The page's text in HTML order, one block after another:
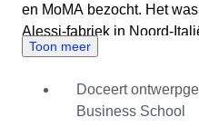
en MoMA bezocht. Het
Alessi-fabriek in Noord-
te begrijpen en te waarderen. Henri's
ervaringen. De afgelopen
designwinkel, waar hij
Toon meer
Doceert
Business School